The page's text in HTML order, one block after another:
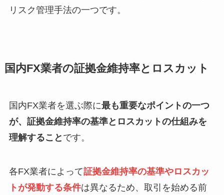
リスク管理手法の一つです。
国内FX業者の証拠金維持率とロスカット
国内FX業者を選ぶ際に最も重要なポイントの一つ
が、証拠金維持率の基準とロスカットの仕組みを
理解すること です。
各FX業者によって証拠金維持率の基準やロスカッ
トが発動する条件は異なるため、取引を始める前